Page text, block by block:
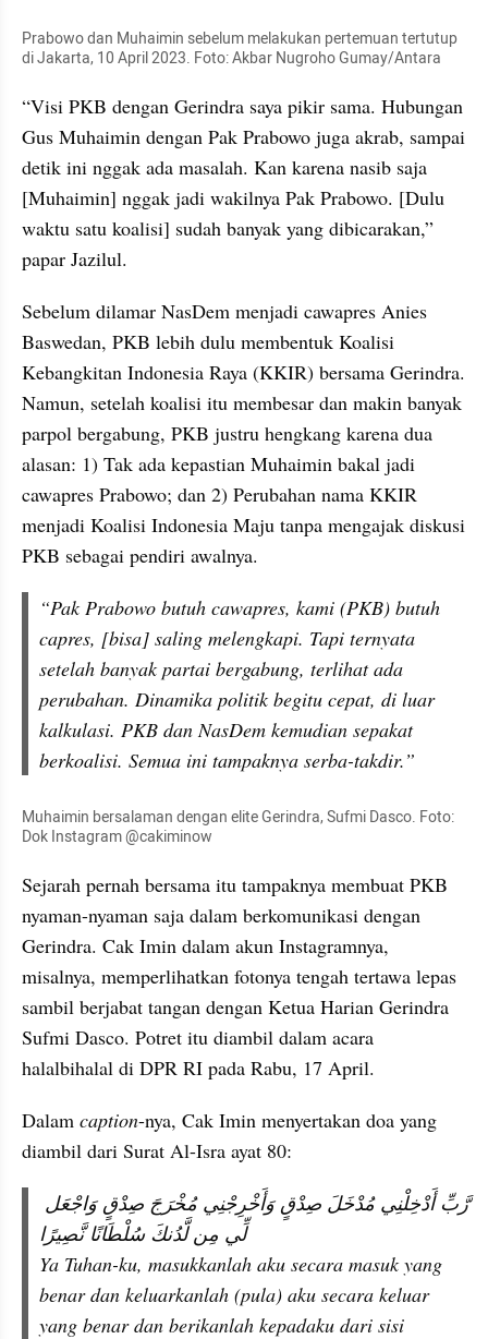
Prabowo dan Muhaimin sebelum melakukan pertemuan tertutup
di Jakarta, 10 April 2023. Foto: Akbar Nugroho Gumay/Antara
“Visi PKB dengan Gerindra saya pikir sama. Hubungan
Gus Muhaimin dengan Pak Prabowo juga akrab, sampai
detik ini nggak ada masalah. Kan karena nasib saja
[Muhaimin] nggak jadi wakilnya Pak Prabowo. [Dulu
waktu satu koalisi] sudah banyak yang dibicarakan,”
papar Jazilul.
Sebelum dilamar NasDem menjadi cawapres Anies
Baswedan, PKB lebih dulu membentuk Koalisi
Kebangkitan Indonesia Raya (KKIR) bersama Gerindra.
Namun, setelah koalisi itu membesar dan makin banyak
parpol bergabung, PKB justru hengkang karena dua
alasan: 1) Tak ada kepastian Muhaimin bakal jadi
cawapres Prabowo; dan 2) Perubahan nama KKIR
menjadi Koalisi Indonesia Maju tanpa mengajak diskusi
PKB sebagai pendiri awalnya.
“Pak Prabowo butuh cawapres, kami (PKB) butuh
capres, [bisa] saling melengkapi. Tapi ternyata
setelah banyak partai bergabung, terlihat ada
perubahan. Dinamika politik begitu cepat, di luar
kalkulasi. PKB dan NasDem kemudian sepakat
berkoalisi. Semua ini tampaknya serba-takdir.”
Muhaimin bersalaman dengan elite Gerindra, Sufmi Dasco. Foto:
Dok Instagram @cakiminow
Sejarah pernah bersama itu tampaknya membuat PKB
nyaman-nyaman saja dalam berkomunikasi dengan
Gerindra. Cak Imin dalam akun Instagramnya,
misalnya, memperlihatkan fotonya tengah tertawa lepas
sambil berjabat tangan dengan Ketua Harian Gerindra
Sufmi Dasco. Potret itu diambil dalam acara
halalbihalal di DPR RI pada Rabu, 17 April.
Dalam caption-nya, Cak Imin menyertakan doa yang
diambil dari Surat Al-Isra ayat 80:
لِّي مِن لَّدُنكَ سُلْطَانًا نَّصِيرًا
Ya Tuhan-ku, masukkanlah aku secara masuk yang
benar dan keluarkanlah (pula) aku secara keluar
yang benar dan berikanlah kepadaku dari sisi